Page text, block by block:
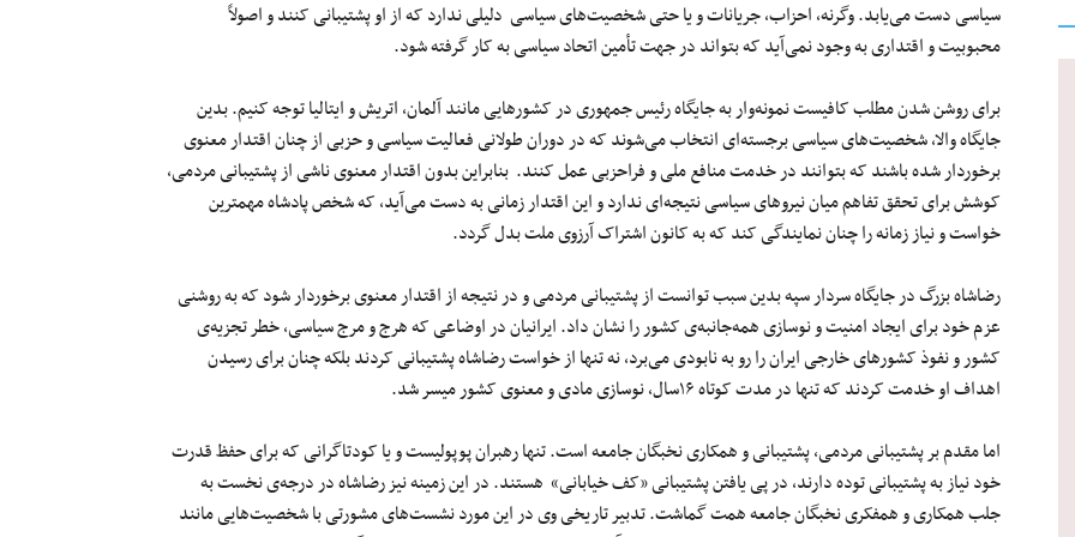
سیاسی دست می‌یابد. وگرنه، احزاب، جریانات و یا حتی شخصیت‌های سیاسی دلیلی ندارد که از او پشتیبانی کنند و اصولاً
محبوبیت و اقتداری به وجود نمی‌آید که بتواند در جهت تأمین اتحاد سیاسی به کار گرفته شود.
برای روشن شدن مطلب کافیست نمونه‌وار به جایگاه رئیس جمهوری در کشورهایی مانند آلمان، اتریش و ایتالیا توجه کنیم. بدین
جایگاه والا، شخصیت‌های سیاسی برجسته‌ای انتخاب می‌شوند که در دوران طولانی فعالیت سیاسی و حزبی از چنان اقتدار معنوی
برخوردار شده باشند که بتوانند در خدمت منافع ملی و فراحزبی عمل کنند. بنابراین بدون اقتدار معنوی ناشی از پشتیبانی مردمی،
کوشش برای تحقق تفاهم میان نیروهای سیاسی نتیجه‌ای ندارد و این اقتدار زمانی به دست می‌آید، که شخص پادشاه مهمترین
خواست و نیاز زمانه را چنان نمایندگی کند که به کانون اشتراک آرزوی ملت بدل گردد.
رضاشاه بزرگ در جایگاه سردار سپه بدین سبب توانست از پشتیبانی مردمی و در نتیجه از اقتدار معنوی برخوردار شود که به روشنی
عزم خود برای ایجاد امنیت و نوسازی همه‌‌جانبه‌ی کشور را نشان داد. ایرانیان در اوضاعی که هرج و مرج سیاسی، خطر تجزیه‌ی
کشور و نفوذ کشورهای خارجی ایران را رو به نابودی می‌برد، نه تنها از خواست رضاشاه پشتیبانی کردند بلکه چنان برای رسیدن
اهداف او خدمت کردند که تنها در مدت کوتاه ۱۶سال، نوسازی مادی و معنوی کشور میسر شد.
اما مقدم بر پشتیبانی مردمی، پشتیبانی و همکاری نخبگان جامعه است. تنها رهبران پوپولیست و یا کودتاگرانی که برای حفظ قدرت
خود نیاز به پشتیبانی توده دارند، در پی یافتن پشتیبانی «کف خیابانی» هستند. در این زمینه نیز رضاشاه در درجه‌ی نخست به
جلب همکاری و همفکری نخبگان جامعه همت گماشت. تدبیر تاریخی وی در این مورد نشست‌های مشورتی با شخصیت‌هایی مانند